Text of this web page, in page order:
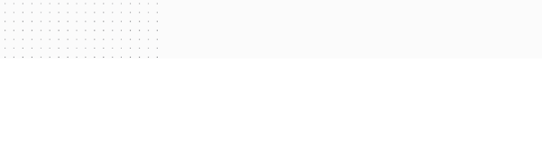
BITTE KONTAKTIEREN SIE UNS – WIR HELFEN IHNEN GERNE WEITER. WIR SIND
DA!